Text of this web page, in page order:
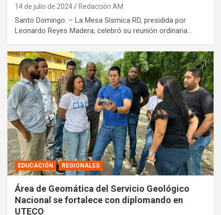
14 de julio de 2024 Redacción AM
Santo Domingo. – La Mesa Sísmica RD, presidida por
Leonardo Reyes Madera, celebró su reunión ordinaria…
EDUCACIÓN REGIONALES
Área de Geomática del Servicio Geológico
Nacional se fortalece con diplomando en
UTECO